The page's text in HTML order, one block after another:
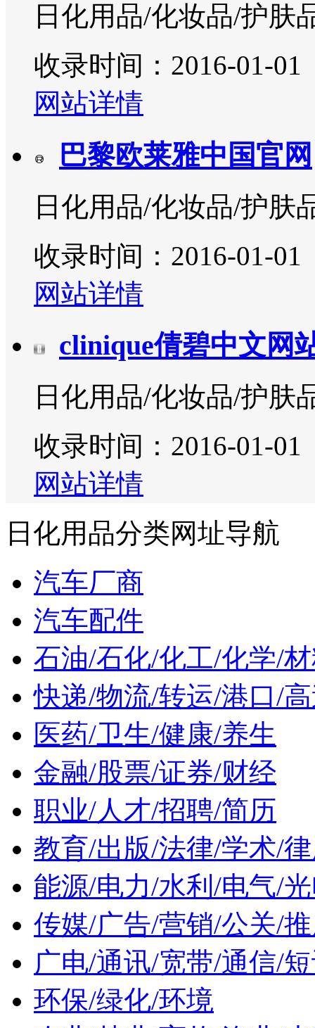
日化用品/化妆品/护肤
收录时间：2016-01-01
网站详情
巴黎欧莱雅中国官网
日化用品/化妆品/护肤
收录时间：2016-01-01
网站详情
clinique倩碧中文网
日化用品/化妆品/护肤
收录时间：2016-01-01
网站详情
日化用品分类网址导航
汽车厂商
汽车配件
石油/石化/化工/化学/
快递/物流/转运/港口/
医药/卫生/健康/养生
金融/股票/证券/财经
职业/人才/招聘/简历
教育/出版/法律/学术/
能源/电力/水利/电气/
传媒/广告/营销/公关/
广电/通讯/宽带/通信/
环保/绿化/环境